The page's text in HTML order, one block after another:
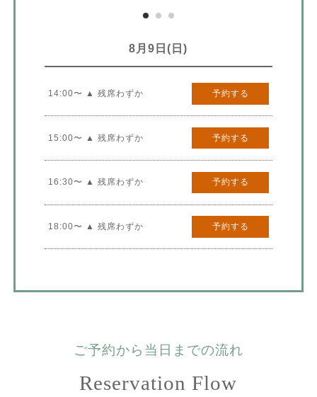
8月9日(日)
14:00〜 ▲ 残席わずか 予約する
15:00〜 ▲ 残席わずか 予約する
16:30〜 ▲ 残席わずか 予約する
18:00〜 ▲ 残席わずか 予約する
ご予約から当日までの流れ
Reservation Flow